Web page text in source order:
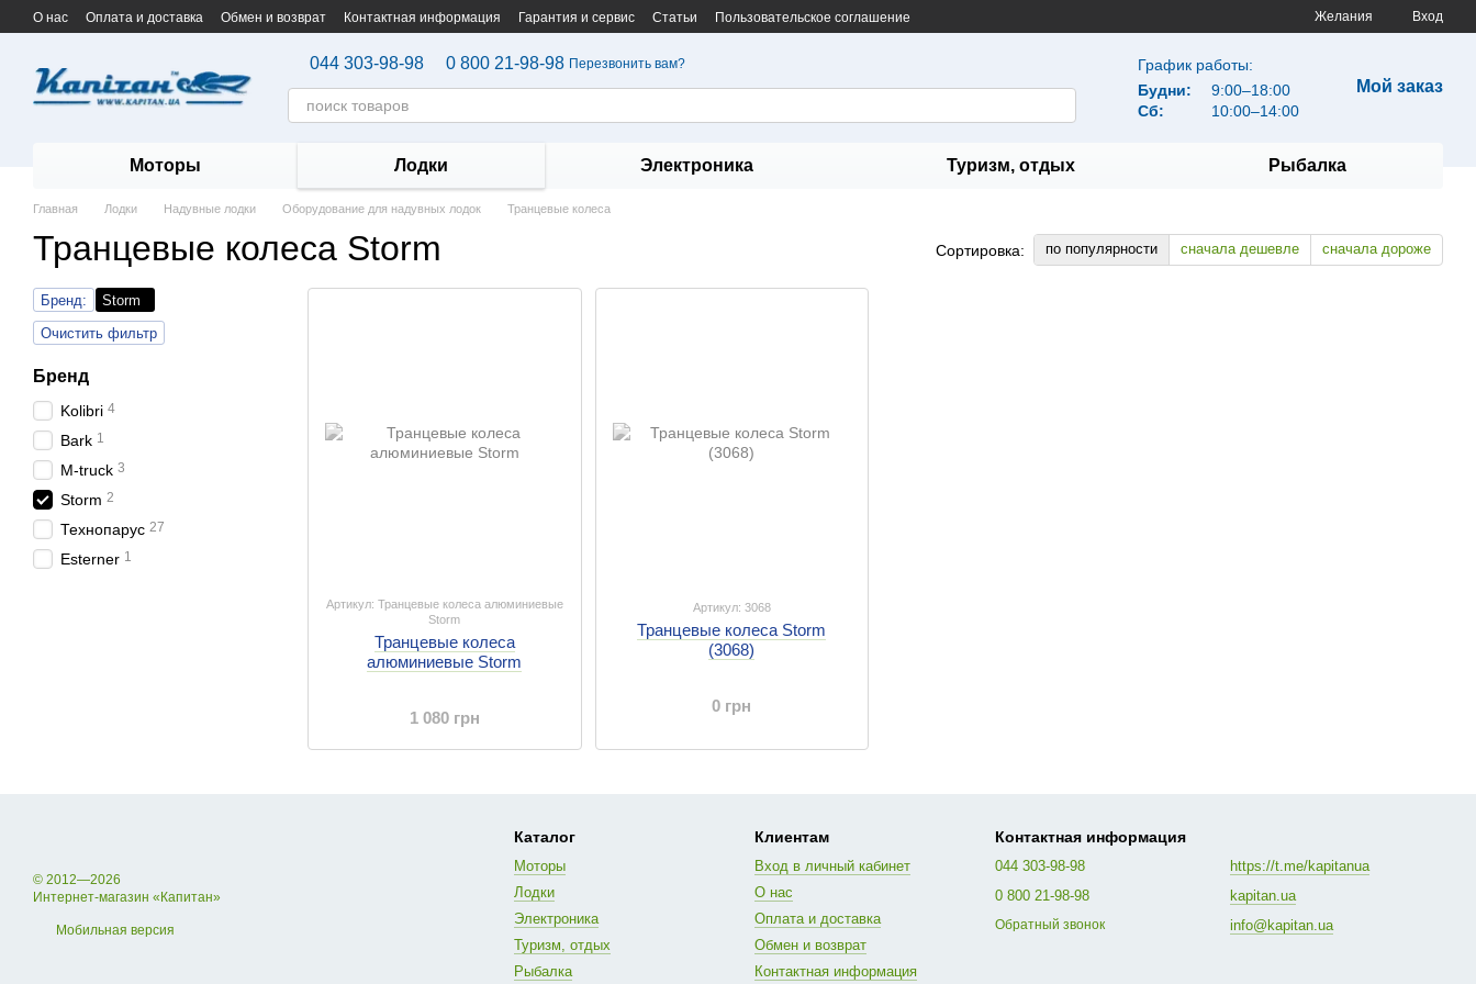
Перейти к основному контенту
О нас Оплата и доставка Обмен и возврат Контактная информация Гарантия и сервис Статьи Пользовательское соглашение Желания Вход
044 303-98-98 0 800 21-98-98 Перезвонить вам?
График работы:
Будни:
9:00–18:00
Сб:
10:00–14:00
Мой заказ
Моторы Лодки Электроника Туризм, отдых Рыбалка
Главная Лодки Надувные лодки Оборудование для надувных лодок Транцевые колеса
Транцевые колеса Storm Сортировка: по популярности сначала дешевле сначала дороже
Артикул: Транцевые колеса алюминиевые
Storm
Транцевые колеса
алюминиевые Storm
1 080 грн
Артикул: 3068
Транцевые колеса Storm
(3068)
0 грн
Бренд:
Storm
Очистить фильтр
Бренд
Kolibri 4
Bark 1
M-truck 3
Storm 2
Технопарус 27
Esterner 1
© 2012—2026
Интернет-магазин «Капитан»
Мобильная версия
Каталог
Моторы
Лодки
Электроника
Туризм, отдых
Рыбалка
Клиентам
Вход в личный кабинет
О нас
Оплата и доставка
Обмен и возврат
Контактная информация
Контактная информация
044 303-98-98
0 800 21-98-98
Обратный звонок
https://t.me/kapitanua
kapitan.ua
info@kapitan.ua